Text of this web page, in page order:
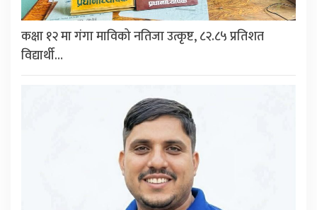
कक्षा १२ मा गंगा माविको नतिजा उत्कृष्ट, ८२.८५ प्रतिशत
विद्यार्थी…